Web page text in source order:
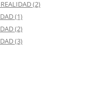
(2)
(1)
(2)
(3)